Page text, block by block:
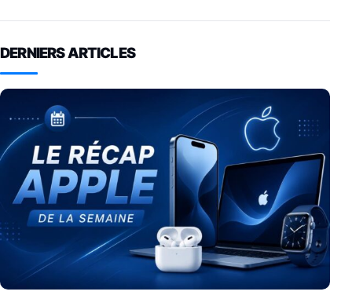
DERNIERS ARTICLES